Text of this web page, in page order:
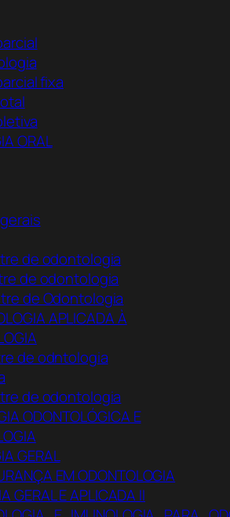
fixa
ORAL
de odontologia
de odontologia
de Odontologia
APLICADA À
de odntologia
de odontologia
ODONTOLÓGICA E
GERAL
EM ODONTOLOGIA
GERAL E APLICADA II